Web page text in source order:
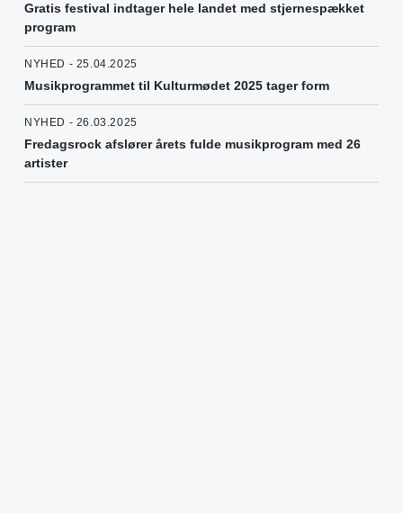
Gratis festival indtager hele landet med stjernespækket
program
NYHED - 25.04.2025
Musikprogrammet til Kulturmødet 2025 tager form
NYHED - 26.03.2025
Fredagsrock afslører årets fulde musikprogram med 26
artister